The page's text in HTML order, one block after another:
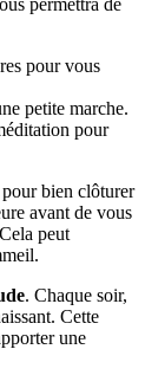
permettra de
pour vous
petite marche.
pour
pour bien clôturer
avant de vous
peut
. Chaque soir,
Cette
une